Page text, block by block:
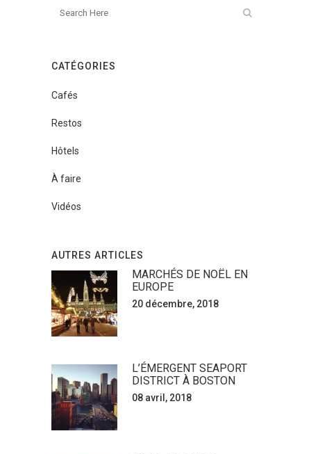
CATÉGORIES
Cafés
Restos
Hôtels
À faire
Vidéos
AUTRES ARTICLES
MARCHÉS DE NOËL EN
EUROPE
20 décembre, 2018
L’ÉMERGENT SEAPORT
DISTRICT À BOSTON
08 avril, 2018